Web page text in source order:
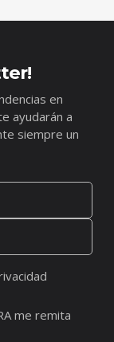
en
ayudarán a
siempre un
me remita